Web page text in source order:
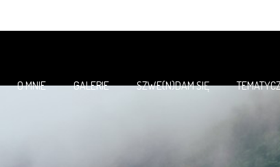
O MNIE GALERIE SZWE(N)DAM SIĘ